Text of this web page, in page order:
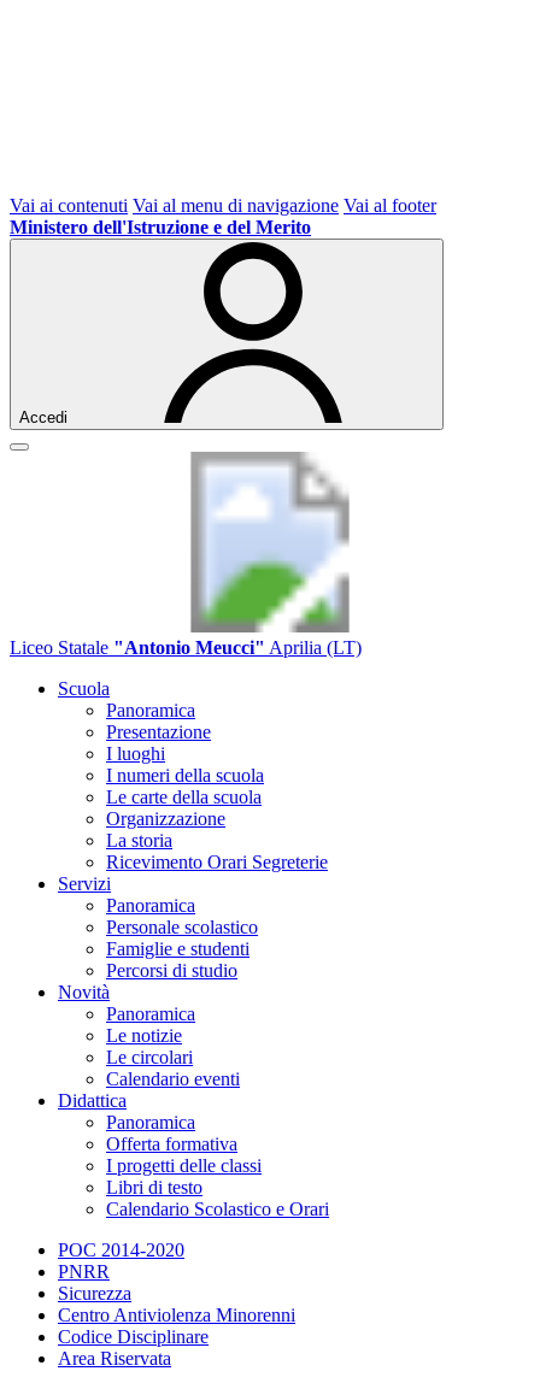
Vai ai contenuti Vai al menu di navigazione Vai al footer
Ministero dell'Istruzione e del Merito
Accedi
Liceo Statale "Antonio Meucci" Aprilia (LT)
Scuola
Panoramica
Presentazione
I luoghi
I numeri della scuola
Le carte della scuola
Organizzazione
La storia
Ricevimento Orari Segreterie
Servizi
Panoramica
Personale scolastico
Famiglie e studenti
Percorsi di studio
Novità
Panoramica
Le notizie
Le circolari
Calendario eventi
Didattica
Panoramica
Offerta formativa
I progetti delle classi
Libri di testo
Calendario Scolastico e Orari
POC 2014-2020
PNRR
Sicurezza
Centro Antiviolenza Minorenni
Codice Disciplinare
Area Riservata